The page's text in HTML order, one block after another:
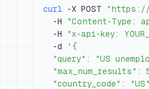
curl -X POST "https://
  -H
"Content-Type:
  -H
"x-api-key:
  -d